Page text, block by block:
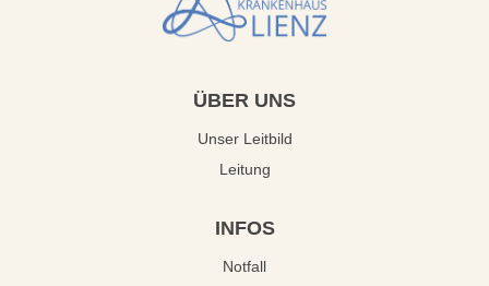
ÜBER UNS
Unser Leitbild
Leitung
INFOS
Notfall